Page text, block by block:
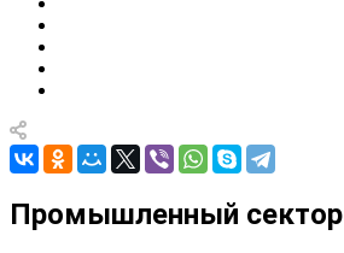
Промышленный сектор